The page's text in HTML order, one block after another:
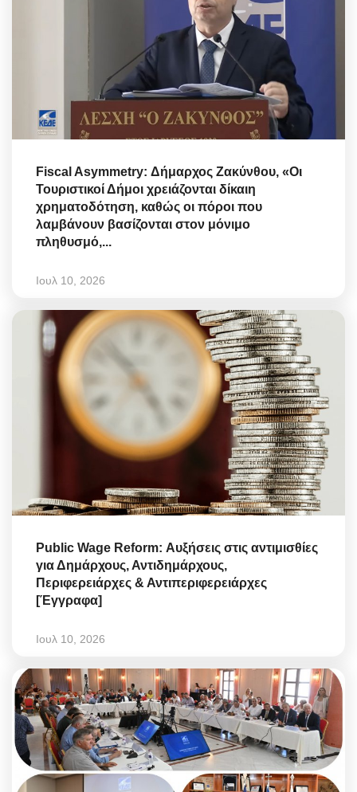
Fiscal Asymmetry: Δήμαρχος Ζακύνθου, «Οι
Τουριστικοί Δήμοι χρειάζονται δίκαιη
χρηματοδότηση, καθώς οι πόροι που
λαμβάνουν βασίζονται στον μόνιμο
πληθυσμό,...
Ιουλ 10, 2026
Public Wage Reform: Αυξήσεις στις αντιμισθίες
για Δημάρχους, Αντιδημάρχους,
Περιφερειάρχες & Αντιπεριφερειάρχες
[Έγγραφα]
Ιουλ 10, 2026